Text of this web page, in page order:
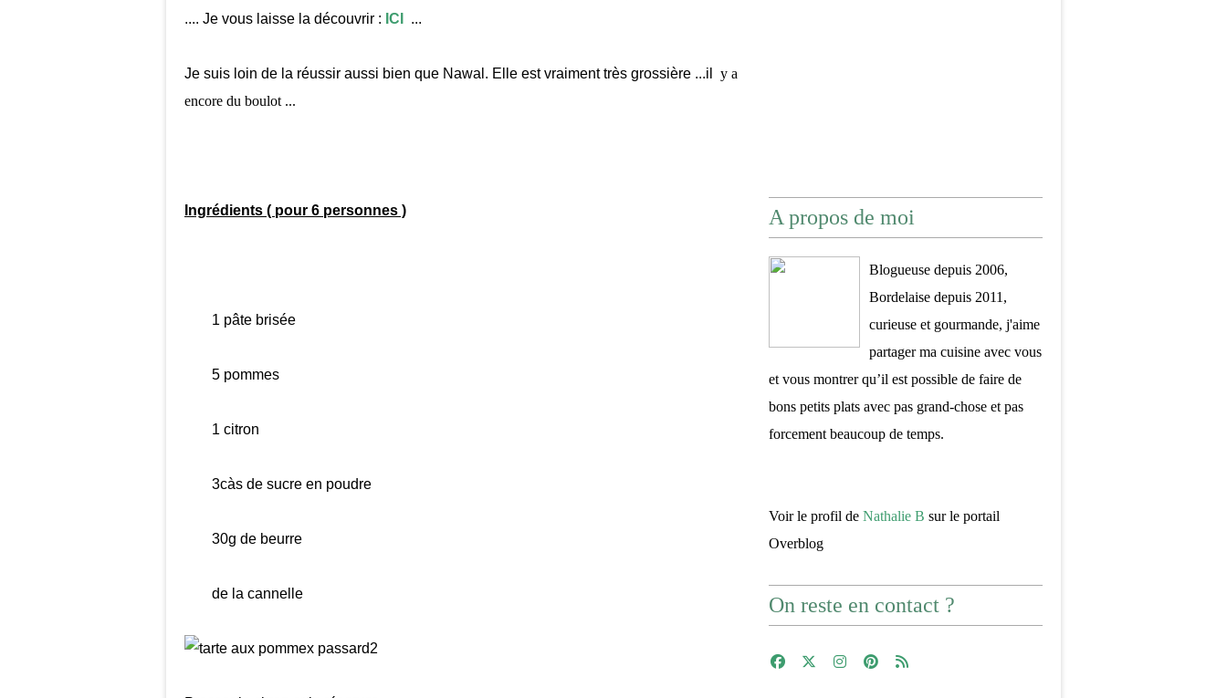
.... Je vous laisse la découvrir : ICI ...
Je suis loin de la réussir aussi bien que Nawal. Elle est vraiment très grossière ...il
y a
encore du boulot ...
Ingrédients ( pour 6 personnes )
1 pâte brisée
5 pommes
1 citron
3càs de sucre en poudre
30g de beurre
de la cannelle
A propos de moi
Blogueuse depuis 2006,
Bordelaise depuis 2011,
curieuse et gourmande, j'aime
partager ma cuisine avec vous
et vous montrer qu’il est possible de faire de
bons petits plats avec pas grand-chose et pas
forcement beaucoup de temps.
Voir le profil de Nathalie B sur le portail
Overblog
On reste en contact ?